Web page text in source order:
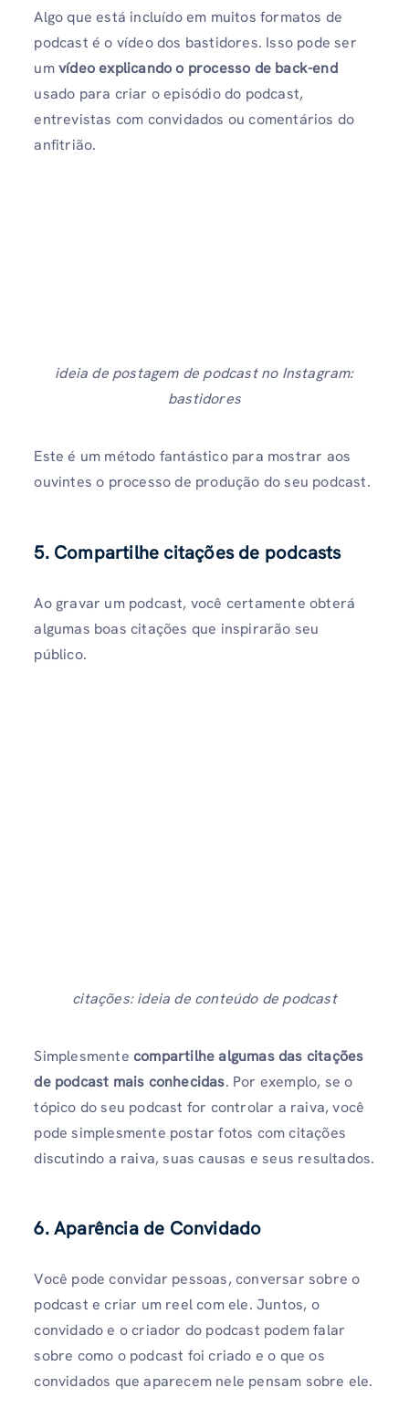
Algo que está incluído em muitos formatos de
podcast é o vídeo dos bastidores. Isso pode ser
umvídeo explicando o processo de back-end
usado para criar o episódio do podcast,
entrevistas com convidados ou comentários do
anfitrião.
ideia de postagem de podcast no Instagram:
bastidores
Este é um método fantástico para mostrar aos
ouvintes o processo de produção do seu podcast.
5. Compartilhe citações de podcasts
Ao gravar um podcast, você certamente obterá
algumas boas citações que inspirarão seu
público.
citações: ideia de conteúdo de podcast
Simplesmente compartilhe algumas das citações
de podcast mais conhecidas. Por exemplo, se o
tópico do seu podcast for controlar a raiva, você
pode simplesmente postar fotos com citações
discutindo a raiva, suas causas e seus resultados.
6. Aparência de Convidado
Você pode convidar pessoas, conversar sobre o
podcast e criar um reel com ele. Juntos, o
convidado e o criador do podcast podem falar
sobre como o podcast foi criado e o que os
convidados que aparecem nele pensam sobre ele.